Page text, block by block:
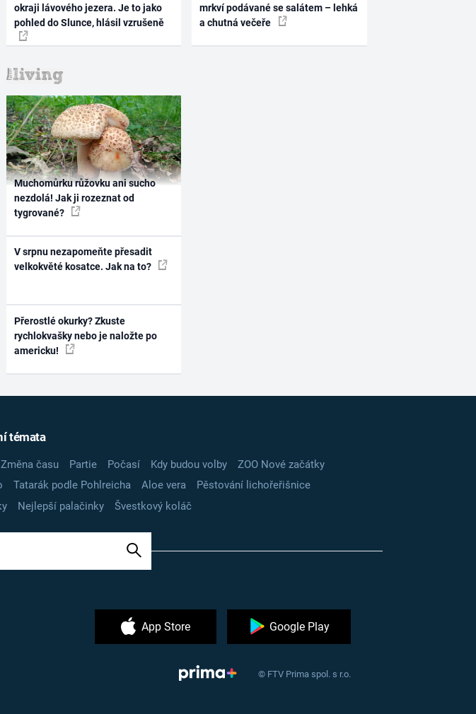
okraji lávového jezera. Je to jako
pohled do Slunce, hlásil vzrušeně
mrkví podávané se salátem – lehká
a chutná večeře
Muchomůrku růžovku ani sucho
nezdolá! Jak ji rozeznat od
tygrované?
V srpnu nezapomeňte přesadit
velkokvěté kosatce. Jak na to?
Přerostlé okurky? Zkuste
rychlokvašky nebo je naložte po
americku!
témata
Změna času Partie Počasí Kdy budou volby
ZOO Nové začátky
Tatarák podle Pohlreicha Aloe vera
Pěstování lichořeřišnice
Nejlepší palačinky Švestkový koláč
App Store Google Play
© FTV Prima spol. s r.o.